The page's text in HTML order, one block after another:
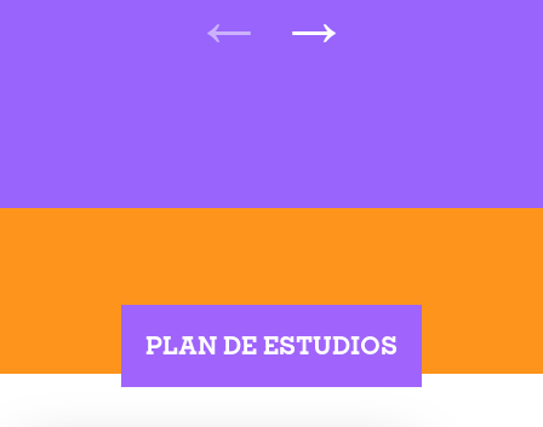
PLAN DE ESTUDIOS